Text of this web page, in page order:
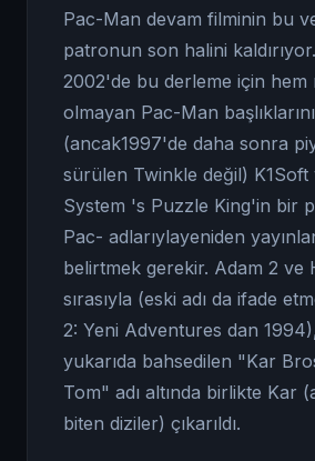
Pac-Man devam filminin bu
patronun son halini
2002'de bu derleme için hem
olmayan Pac-Man
(ancak1997'de daha sonra
sürülen Twinkle değil) K1Soft
System 's Puzzle King'in bir
Pac- adlarıylayeniden
belirtmek gerekir. Adam 2 ve
sırasıyla (eski adı da ifade
2: Yeni Adventures dan
yukarıda bahsedilen "Kar
Tom" adı altında birlikte Kar
biten diziler) çıkarıldı.